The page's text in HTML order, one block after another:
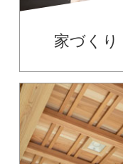
家づくり